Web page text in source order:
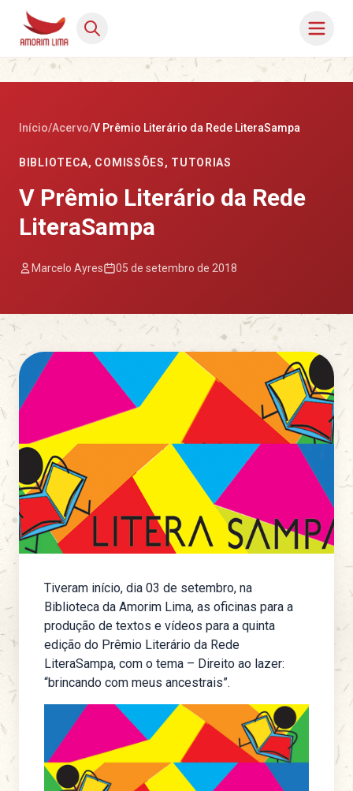
Início/Acervo/V Prêmio Literário da Rede LiteraSampa
BIBLIOTECA, COMISSÕES, TUTORIAS
V Prêmio Literário da Rede
LiteraSampa
Marcelo Ayres 05 de setembro de 2018
Tiveram início, dia 03 de setembro, na
Biblioteca da Amorim Lima, as oficinas para a
produção de textos e vídeos para a quinta
edição do Prêmio Literário da Rede
LiteraSampa, com o tema – Direito ao lazer:
“brincando com meus ancestrais”.